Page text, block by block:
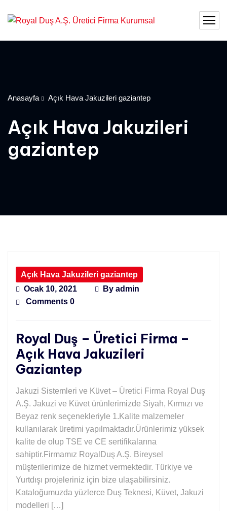
Anasayfa Açık Hava Jakuzileri gaziantep
Açık Hava Jakuzileri
gaziantep
Açık Hava Jakuzileri gaziantep
Ocak 10, 2021
By admin
Comments 0
Royal Duş – Üretici Firma –
Açık Hava Jakuzileri
Gaziantep
Jakuzi Sistemleri ve Küvet – Üretici Firma Royal Duş
A.Ş. Jakuzi ve Küvet ürünlerimizde Siyah, Kırmızı ve
Beyaz renk seçenekleriyle 1.Kalite malzemeler
kullanılarak üretimi yapılmaktadır.Ürünlerimiz yüksek
kalite de olup TSE ve CE sertifikalarına
sahiptir.Firmamız RoyalDuş A.Ş. Bireysel
müşterilerimize de hizmet vermektedir. Türkiye ve
Yurtdışı projeleriniz için bize ulaşabilirsiniz.
Kataloğumuzda yüzlerce Duş Teknesi, Küvet, Jakuzi
modelleri […]